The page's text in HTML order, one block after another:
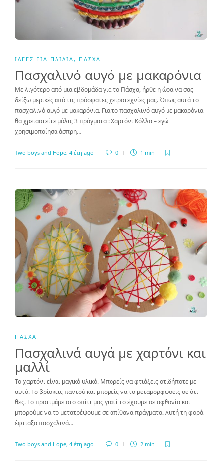
ΙΔΈΕΣ ΓΙΑ ΠΑΙΔΙΆ , ΠΆΣΧΑ
Πασχαλινό αυγό με μακαρόνια
Με λιγότερο από μια εβδομάδα για το Πάσχα, ήρθε η ώρα να σας
δείξω μερικές από τις πρόσφατες χειροτεχνίες μας. Όπως αυτά το
πασχαλινό αυγό με μακαρόνια. Για το πασχαλινό αυγό με μακαρόνια
θα χρειαστείτε μόλις 3 πράγματα : Χαρτόνι Κόλλα – εγώ
χρησιμοποίησα άσπρη…
Two boys and Hope, 4 έτη ago 0 1 min
ΠΆΣΧΑ
Πασχαλινά αυγά με χαρτόνι και
μαλλί
Το χαρτόνι είναι μαγικό υλικό. Μπορείς να φτιάξεις οτιδήποτε με
αυτό. Το βρίσκεις παντού και μπορείς να το μεταμορφώσεις σε ότι
θες. Το προτιμάμε στο σπίτι μας γιατί το έχουμε σε αφθονία και
μπορούμε να το μετατρέψουμε σε απίθανα πράγματα. Αυτή τη φορά
έφτιαξα πασχαλινά…
Two boys and Hope, 4 έτη ago 0 2 min